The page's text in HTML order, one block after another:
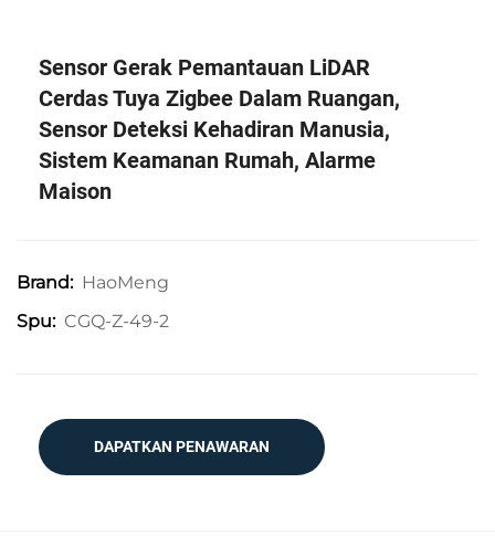
Sensor Gerak Pemantauan LiDAR
Cerdas Tuya Zigbee Dalam Ruangan,
Sensor Deteksi Kehadiran Manusia,
Sistem Keamanan Rumah, Alarme
Maison
Brand: HaoMeng
Spu: CGQ-Z-49-2
DAPATKAN PENAWARAN